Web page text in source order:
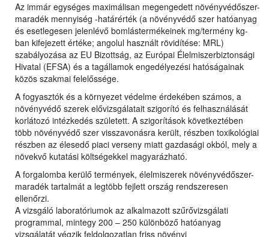
Az immár egységes maximálisan megengedett növényvédőszer-
maradék mennyiség -határérték (a növényvédő szer hatóanyag
és esetlegesen jelenlévő bomlástermékeinek mg/termény kg-
ban kifejezett értéke; angolul használt rövidítése: MRL)
szabályozása az EU Bizottság, az Európai Élelmiszerbiztonsági
Hivatal (EFSA) és a tagállamok engedélyezési hatóságainak
közös szakmai felelőssége.
A fogyasztók és a környezet védelme érdekében számos, a
növényvédő szerek elővizsgálatait szigorító és felhasználását
korlátozó intézkedés született. A szigorítások következtében
több növényvédő szer visszavonásra került, részben toxikológiai
részben az élesedő piaci verseny miatt gazdasági okból, mely a
növekvő kutatási költségekkel magyarázható.
A forgalomba kerülő termények, élelmiszerek növényvédőszer-
maradék tartalmát a legtöbb fejlett ország rendszeresen
ellenőrzi.
A vizsgáló laboratóriumok az alkalmazott szűrővizsgálati
programmal, mintegy 200 – 250 különböző hatóanyag
vizsgálatát végzik feldolgozatlan friss növényi